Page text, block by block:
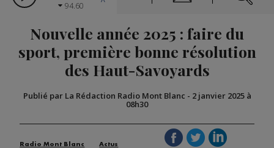
BIGARD
94.60
Nouvelle année 2025 : faire du
sport, première bonne résolution
des Haut-Savoyards
Publié par La Rédaction Radio Mont Blanc - 2 janvier 2025 à
08h30
Radio Mont Blanc
Actus